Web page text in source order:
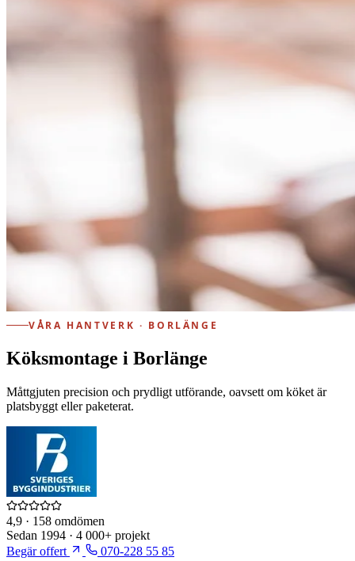
VÅRA HANTVERK · BORLÄNGE
Köksmontage i Borlänge
Måttgjuten precision och prydligt utförande, oavsett om köket är
platsbyggt eller paketerat.
4,9 · 158 omdömen
Sedan 1994 · 4 000+ projekt
Begär offert
070-228 55 85